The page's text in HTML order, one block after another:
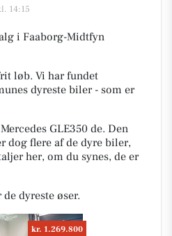
14:15
i Faaborg-Midtfyn
løb. Vi har fundet
dyreste biler - som er
GLE350 de. Den
dog flere af de dyre biler,
her, om du synes, de er
dyreste øser.
kr. 1.269.800